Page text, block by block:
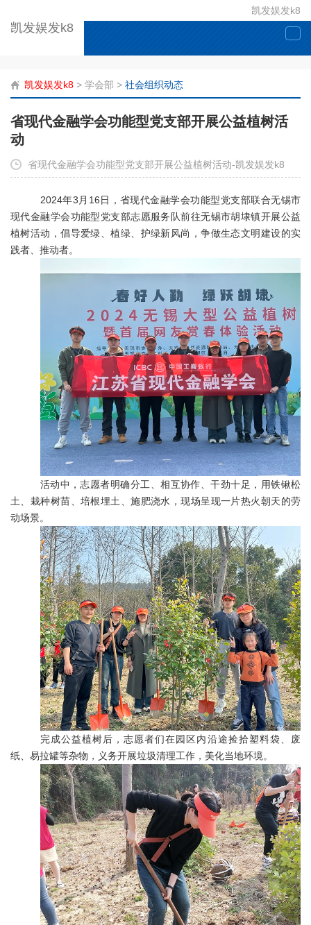
凯发娱发k8
凯发娱发k8
凯发娱发k8 > 学会部 > 社会组织动态
省现代金融学会功能型党支部开展公益植树活
动
省现代金融学会功能型党支部开展公益植树活动-凯发娱发k8
2024年3 月 16日，省现代金融学会功能型党支部联合无锡市
现代金融学会功能型党支部志愿服务队前往无锡市胡埭镇开展公益
植树活动，倡导爱绿、植绿、护绿新风尚，争做生态文明建设的实
践者、推动者。
活动中，志愿者明确分工、相互协作、干劲十足，用铁锹松
土、栽种树苗、培根埋土、施肥浇水，现场呈现一片热火朝天的劳
动场景。
完成公益植树后，志愿者们在园区内沿途捡拾塑料袋、废
纸、易拉罐等杂物，义务开展垃圾清理工作，美化当地环境。